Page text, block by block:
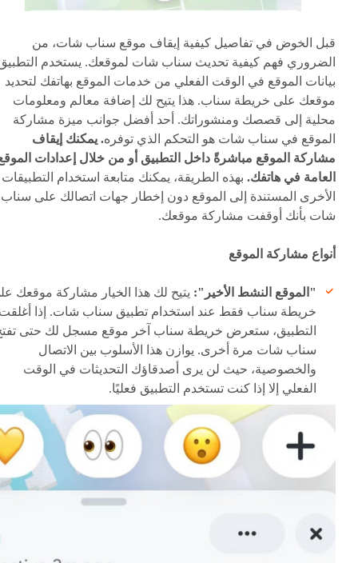
قبل الخوض في تفاصيل كيفية إيقاف موقع سناب شات، من
الضروري فهم كيفية تحديث سناب شات لموقعك. يستخدم
بيانات الموقع في الوقت الفعلي من خدمات الموقع بهاتفك لتحديد
موقعك على خريطة سناب. هذا يتيح لك إضافة معالم ومعلومات
محلية إلى قصصك ومنشوراتك. أحد أفضل جوانب ميزة مشاركة
الموقع في سناب شات هو التحكم الذي توفره. يمكنك إيقاف
مشاركة الموقع مباشرةً داخل التطبيق أو من خلال إعدادات
العامة في هاتفك. بهذه الطريقة، يمكنك متابعة استخدام التطبيقات
الأخرى المستندة إلى الموقع دون إخطار جهات اتصالك على سناب
شات بأنك أوقفت مشاركة موقعك.
أنواع مشاركة الموقع
"الموقع النشط الأخير": يتيح لك هذا الخيار مشاركة موقعك
خريطة سناب فقط عند استخدام تطبيق سناب شات. إذا
التطبيق، ستعرض خريطة سناب آخر موقع مسجل لك حتى
سناب شات مرة أخرى. يوازن هذا الأسلوب بين الاتصال
والخصوصية، حيث لن يرى أصدقاؤك التحديثات في الوقت
الفعلي إلا إذا كنت تستخدم التطبيق فعليًا.